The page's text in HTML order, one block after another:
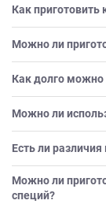
Как приготовить
Можно ли
Как долго можно
Можно ли
Есть ли
Можно ли
специй?